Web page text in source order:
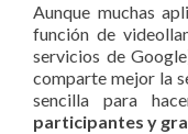
Aunque muchas
función de
servicios de
comparte mejor la
sencilla para
participantes y